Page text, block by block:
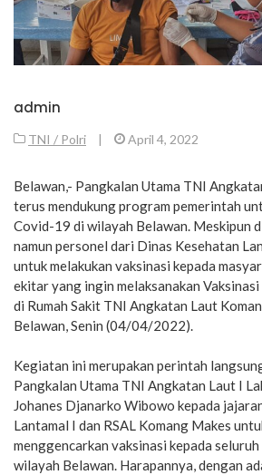
admin
TNI / Polri | April 4, 2022
Belawan,- Pangkalan Utama TNI
terus mendukung program pemerintah
Covid-19 di wilayah Belawan. Meskipun
namun personel dari Dinas Kesehatan
untuk melakukan vaksinasi kepada
ekitar yang ingin melaksanakan
di Rumah Sakit TNI Angkatan Laut
Belawan, Senin (04/04/2022).
Kegiatan ini merupakan perintah
Pangkalan Utama TNI Angkatan Laut I
Johanes Djanarko Wibowo kepada
Lantamal I dan RSAL Komang Makes
menggencarkan vaksinasi kepada
wilayah Belawan. Harapannya, dengan